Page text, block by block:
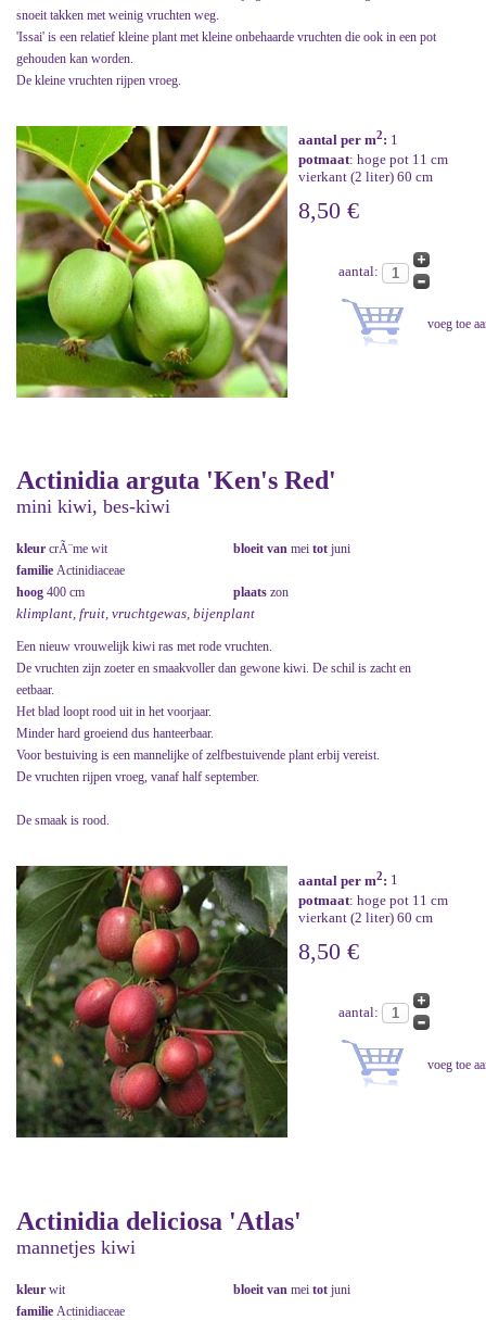
snoeit takken met weinig vruchten weg.
'Issai' is een relatief kleine plant met kleine onbehaarde vruchten die ook in een pot
gehouden kan worden.
De kleine vruchten rijpen vroeg.
aantal per m2: 1
potmaat: hoge pot 11 cm
vierkant (2 liter) 60 cm
8,50 €
aantal:
Actinidia arguta 'Ken's Red'
mini kiwi, bes-kiwi
kleur crÃ¨me wit bloeit van mei tot juni
familie Actinidiaceae
hoog 400 cm plaats zon
klimplant, fruit, vruchtgewas, bijenplant
Een nieuw vrouwelijk kiwi ras met rode vruchten.
De vruchten zijn zoeter en smaakvoller dan gewone kiwi. De schil is zacht en
eetbaar.
Het blad loopt rood uit in het voorjaar.
Minder hard groeiend dus hanteerbaar.
Voor bestuiving is een mannelijke of zelfbestuivende plant erbij vereist.
De vruchten rijpen vroeg, vanaf half september.
De smaak is rood.
aantal per m2: 1
potmaat: hoge pot 11 cm
vierkant (2 liter) 60 cm
8,50 €
aantal:
Actinidia deliciosa 'Atlas'
mannetjes kiwi
kleur wit bloeit van mei tot juni
familie Actinidiaceae